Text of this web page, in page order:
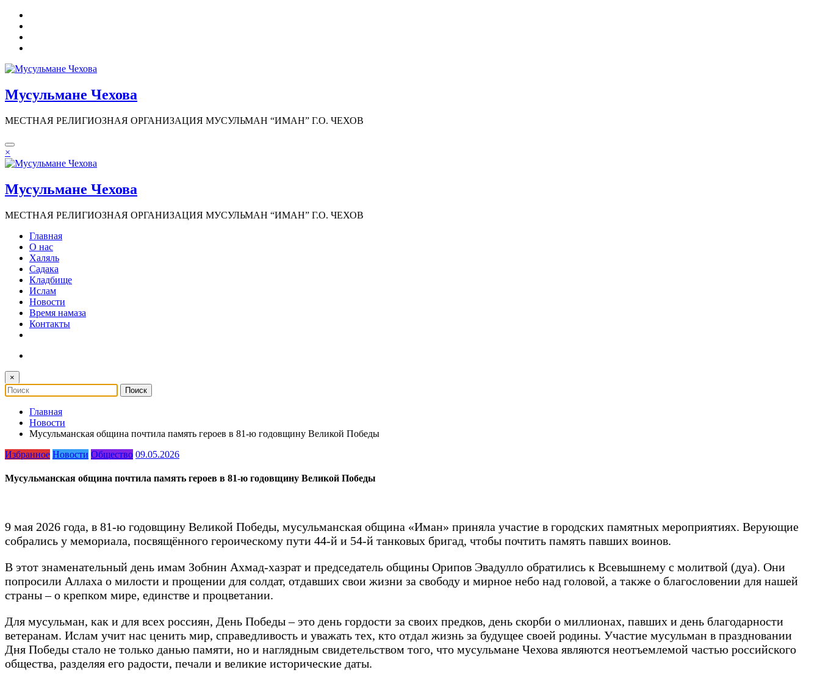
Перейти
содержимому
Мусульмане Чехова
МЕСТНАЯ РЕЛИГИОЗНАЯ ОРГАНИЗАЦИЯ МУСУЛЬМАН “ИМАН” Г.О. ЧЕХОВ
×
Мусульмане Чехова
МЕСТНАЯ РЕЛИГИОЗНАЯ ОРГАНИЗАЦИЯ МУСУЛЬМАН “ИМАН” Г.О. ЧЕХОВ
Главная
О нас
Халяль
Садака
Кладбище
Ислам
Новости
Время намаза
Контакты
×
Главная
Новости
Мусульманская община почтила память героев в 81-ю годовщину Великой Победы
Избранное Новости Общество 09.05.2026
Мусульманская община почтила память героев в 81-ю годовщину Великой Победы
9 мая 2026 года, в 81-ю годовщину Великой Победы, мусульманская община «Иман» приняла участие в городских памятных мероприятиях. Верующие
собрались у мемориала, посвящённого героическому пути 44-й и 54-й танковых бригад, чтобы почтить память павших воинов.
В этот знаменательный день имам Зобнин Ахмад-хазрат и председатель общины Орипов Эвадулло обратились к Всевышнему с молитвой (дуа). Они
попросили Аллаха о милости и прощении для солдат, отдавших свои жизни за свободу и мирное небо над головой, а также о благословении для нашей
страны – о крепком мире, единстве и процветании.
Для мусульман, как и для всех россиян, День Победы – это день гордости за своих предков, день скорби о миллионах, павших и день благодарности
ветеранам. Ислам учит нас ценить мир, справедливость и уважать тех, кто отдал жизнь за будущее своей родины. Участие мусульман в праздновании
Дня Победы стало не только данью памяти, но и наглядным свидетельством того, что мусульмане Чехова являются неотъемлемой частью российского
общества, разделяя его радости, печали и великие исторические даты.